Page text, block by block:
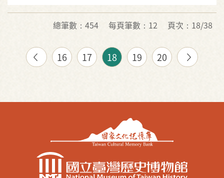
總筆數：454 每頁筆數：12 頁次：18/38
16 17 18 19 20